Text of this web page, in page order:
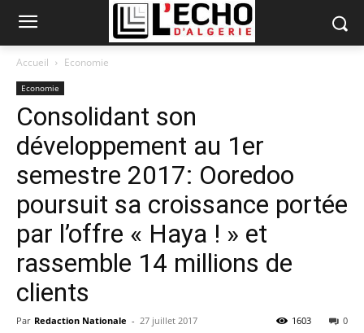
Accueil Economie
Economie
Consolidant son
développement au 1er
semestre 2017: Ooredoo
poursuit sa croissance portée
par l’offre « Haya ! » et
rassemble 14 millions de
clients
Par Redaction Nationale - 27 juillet 2017 0
1603